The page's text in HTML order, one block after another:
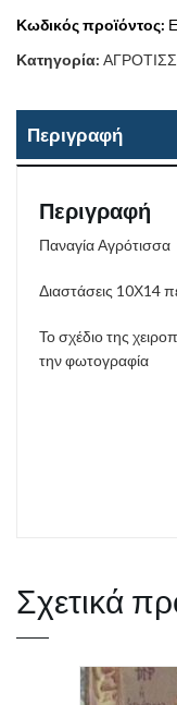
Κωδικός προϊόντος:
Κατηγορία:
Περιγραφή
Περιγραφή
Παναγία Αγρότισσα
Διαστάσεις 10Χ14
Το σχέδιο της
την φωτογραφία
Σχετικά